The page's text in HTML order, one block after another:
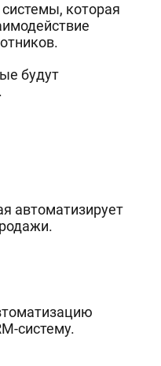
которая
будут
автоматизирует
систему.